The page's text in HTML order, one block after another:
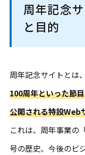
周年記念
と目的
周年記念サイトとは、
100周年といった節
公開される特設Web
これは、周年事業の
号の歴史、今後のビ